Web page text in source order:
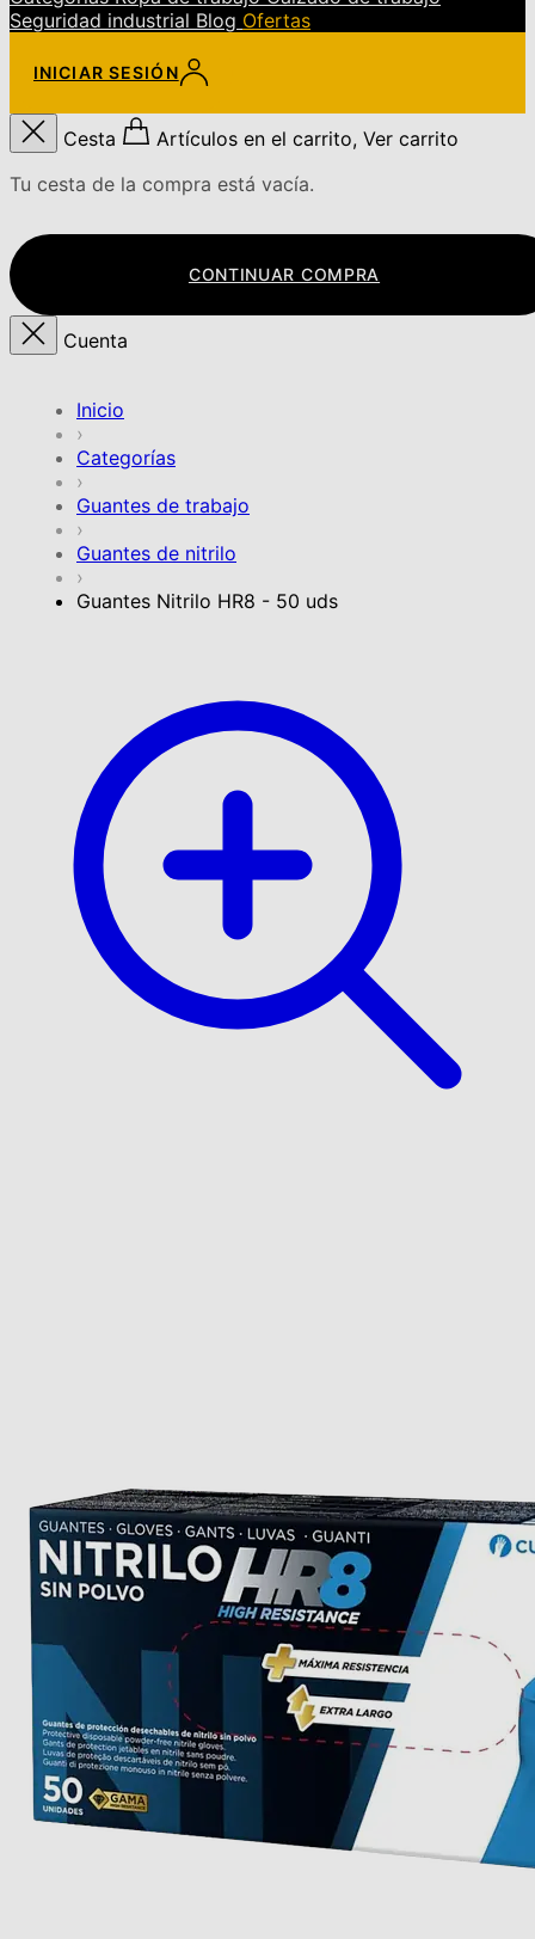
Seguridad industrial Blog Ofertas
INICIAR SESIÓN
Cesta
Artículos en el carrito, Ver carrito
Tu cesta de la compra está vacía.
CONTINUAR COMPRA
Cuenta
Inicio
›
Categorías
›
Guantes de trabajo
›
Guantes de nitrilo
›
Guantes Nitrilo HR8 - 50 uds